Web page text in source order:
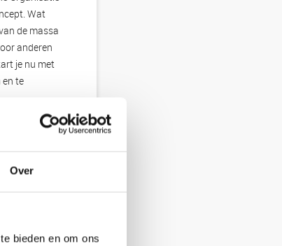
Over
bieden en om ons
Wat
de massa
anderen
je nu met
en te